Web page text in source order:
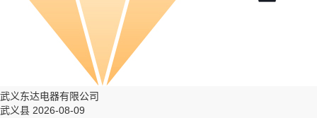
武义东达电器有限公司
武义县 2026-08-09